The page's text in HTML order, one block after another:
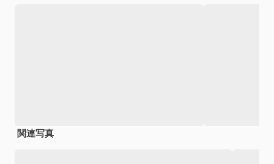
関連写真